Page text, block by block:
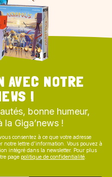
AVEC NOTRE
!
bonne humeur,
Giga’news !
consentez à ce que votre adresse
lettre d’information. Vous pouvez à
intégré dans la newsletter. Pour plus
page politique de confidentialité